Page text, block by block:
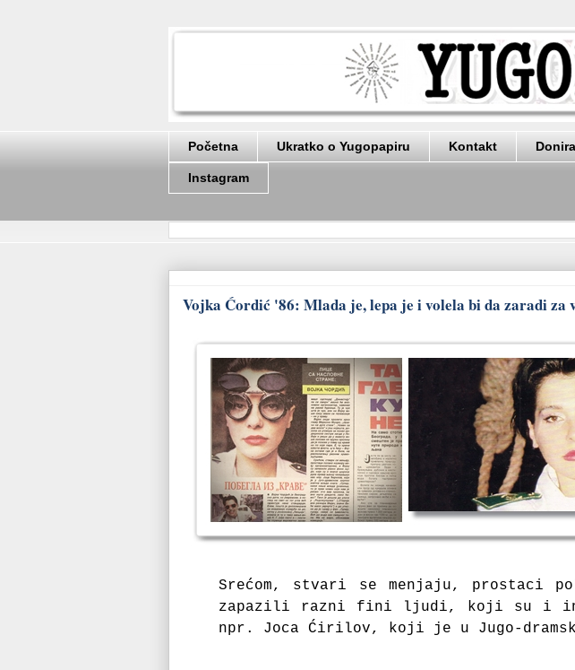
Početna Ukratko o Yugopapiru Kontakt
Instagram
Vojka Ćordić '86: Mlada je, lepa je i volela bi da zaradi
Srećom, stvari se menjaju, prostaci
zapazili razni fini ljudi, koji su i
npr. Joca Ćirilov, koji je u Jugo-